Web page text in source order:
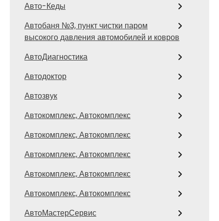
Авто-Кеды
Автобаня №3, пункт чистки паром
высокого давления автомобилей и ковров
АвтоДиагностика
Автодоктор
Автозвук
Автокомплекс, Автокомплекс
Автокомплекс, Автокомплекс
Автокомплекс, Автокомплекс
Автокомплекс, Автокомплекс
Автокомплекс, Автокомплекс
АвтоМастерСервис